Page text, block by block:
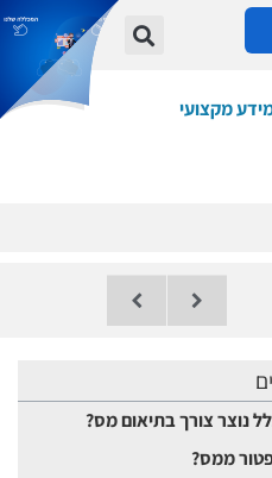
מקצועי
נוצר צורך בתיאום מס?
ממס?